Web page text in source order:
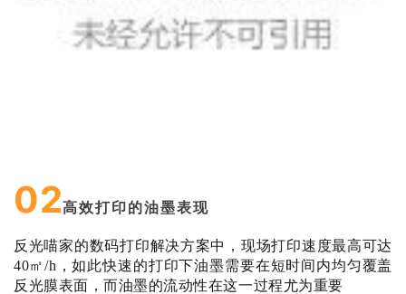
02高效打印的油墨表现
反光喵家的数码打印解决方案中，现场打印速度最高可达
40㎡/h，如此快速的打印下油墨需要在短时间内均匀覆盖
反光膜表面，而油墨的流动性在这一过程尤为重要